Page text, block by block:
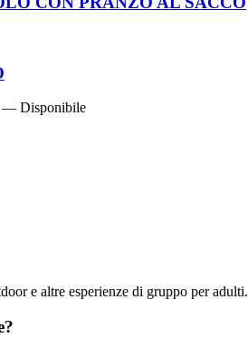
Disponibile
e altre esperienze di gruppo per adulti.